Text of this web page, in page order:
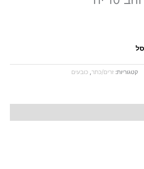
קטגוריות: זרים/כתר, כובעים